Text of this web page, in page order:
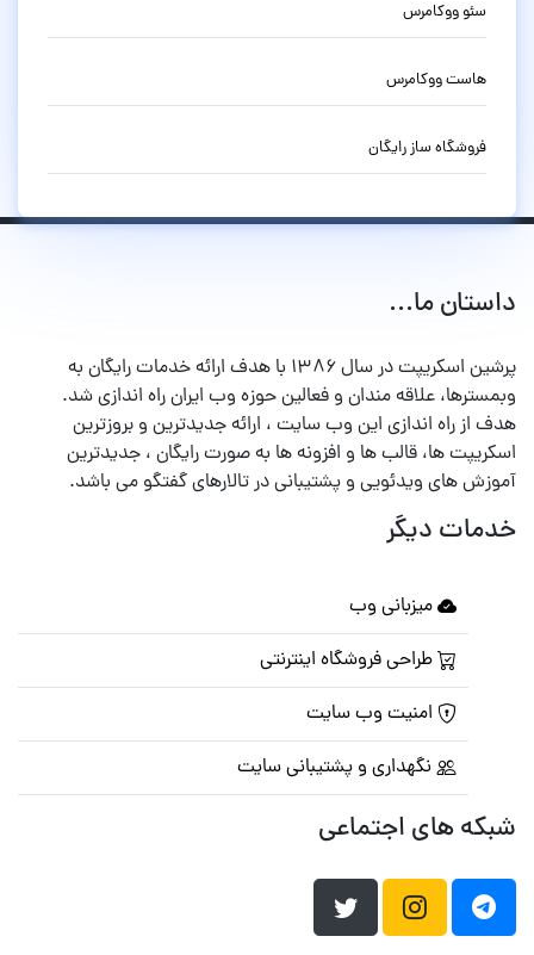
سئو ووکامرس
هاست ووکامرس
فروشگاه ساز رایگان
داستان ما...
پرشین اسکریپت در سال ۱۳۸۶ با هدف ارائه خدمات رایگان به
وبمسترها، علاقه مندان و فعالین حوزه وب ایران راه اندازی شد.
هدف از راه اندازی این وب سایت ، ارائه جدیدترین و بروزترین
اسکریپت ها، قالب ها و افزونه ها به صورت رایگان ، جدیدترین
آموزش های ویدئویی و پشتیبانی در تالارهای گفتگو می باشد.
خدمات دیگر
میزبانی وب
طراحی فروشگاه اینترنتی
امنیت وب سایت
نگهداری و پشتیبانی سایت
شبکه های اجتماعی